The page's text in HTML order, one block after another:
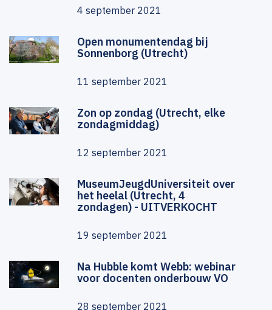
4 september 2021
Open monumentendag bij
Sonnenborg (Utrecht)
11 september 2021
Zon op zondag (Utrecht, elke
zondagmiddag)
12 september 2021
MuseumJeugdUniversiteit over
het heelal (Utrecht, 4
zondagen) - UITVERKOCHT
19 september 2021
Na Hubble komt Webb: webinar
voor docenten onderbouw VO
28 september 2021